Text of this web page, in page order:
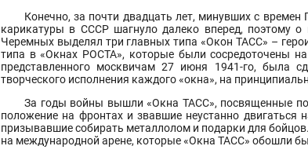
Конечно, за почти двадцать лет, минувших с времен
карикатуры в СССР шагнуло далеко вперед, поэтому
Черемных выделял три главных типа «Окон ТАСС» –
типа в «Окнах РОСТА», которые были сосредоточены
представленного москвичам 27 июня 1941-го, была
творческого исполнения каждого «окна», на
За годы войны вышли «Окна ТАСС», посвященные
положение на фронтах и звавшие неустанно двигаться
призывавшие собирать металлолом и подарки для
на международной арене, которые «Окна ТАСС» обошли